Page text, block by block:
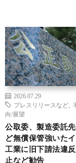
2026.07.29
プレスリリースなど
向/展望
公取委、製造委託
ど無償保管強いた
工業に旧下請法違
止など勧告